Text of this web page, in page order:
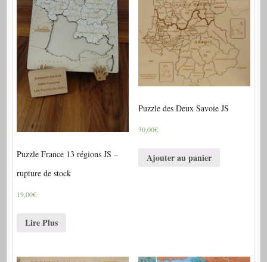
Puzzle France 13 régions JS –
rupture de stock
19,00€
Lire Plus
Puzzle des Deux Savoie JS
30,00€
Ajouter au panier